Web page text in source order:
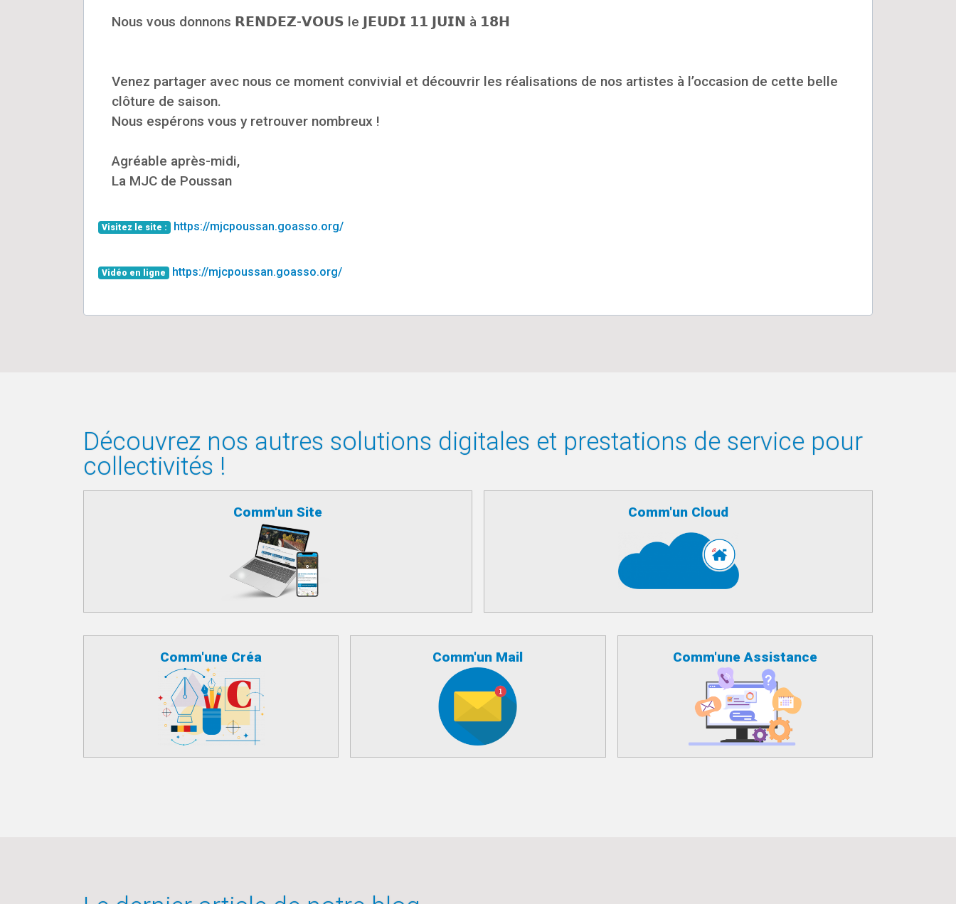
Nous vous donnons 𝗥𝗘𝗡𝗗𝗘𝗭-𝗩𝗢𝗨𝗦 le 𝗝𝗘𝗨𝗗𝗜 𝟭𝟭 𝗝𝗨𝗜𝗡 à 𝟭𝟴𝗛
Venez partager avec nous ce moment convivial et découvrir les réalisations de nos artistes à l’occasion de cette belle
clôture de saison.
Nous espérons vous y retrouver nombreux !
Agréable après-midi,
La MJC de Poussan
Visitez le site : https://mjcpoussan.goasso.org/
Vidéo en ligne https://mjcpoussan.goasso.org/
Découvrez nos autres solutions digitales et prestations de service pour
collectivités !
Comm'un Site Comm'un Cloud
Comm'une Créa Comm'un Mail Comm'une Assistance